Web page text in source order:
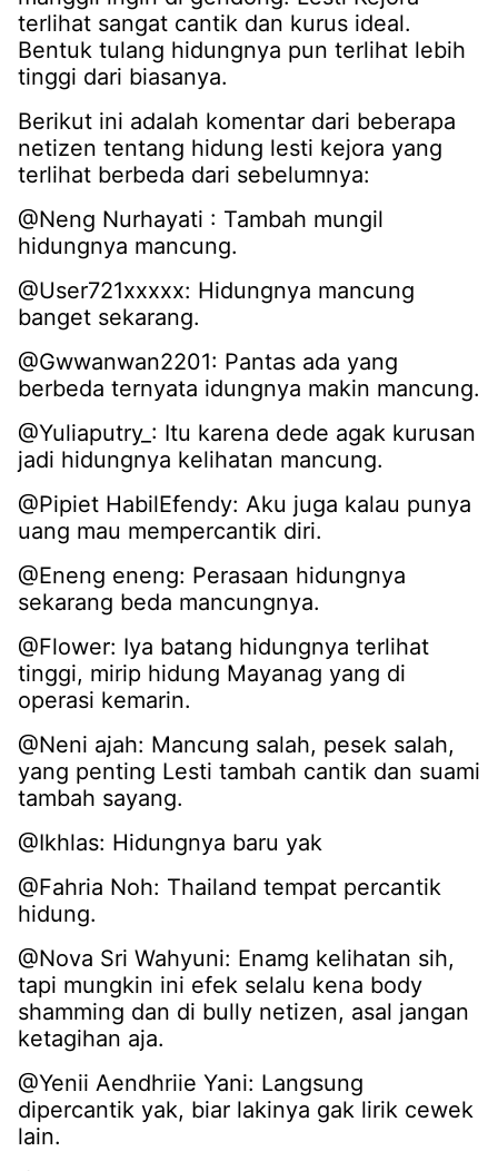
terlihat sangat cantik dan kurus ideal.
Bentuk tulang hidungnya pun terlihat lebih
tinggi dari biasanya.
Berikut ini adalah komentar dari beberapa
netizen tentang hidung lesti kejora yang
terlihat berbeda dari sebelumnya:
@Neng Nurhayati : Tambah mungil
hidungnya mancung.
@User721xxxxx: Hidungnya mancung
banget sekarang.
@Gwwanwan2201: Pantas ada yang
berbeda ternyata idungnya makin mancung.
@Yuliaputry_: Itu karena dede agak kurusan
jadi hidungnya kelihatan mancung.
@Pipiet HabilEfendy: Aku juga kalau punya
uang mau mempercantik diri.
@Eneng eneng: Perasaan hidungnya
sekarang beda mancungnya.
@Flower: Iya batang hidungnya terlihat
tinggi, mirip hidung Mayanag yang di
operasi kemarin.
@Neni ajah: Mancung salah, pesek salah,
yang penting Lesti tambah cantik dan suami
tambah sayang.
@Ikhlas: Hidungnya baru yak
@Fahria Noh: Thailand tempat percantik
hidung.
@Nova Sri Wahyuni: Enamg kelihatan sih,
tapi mungkin ini efek selalu kena body
shamming dan di bully netizen, asal jangan
ketagihan aja.
@Yenii Aendhriie Yani: Langsung
dipercantik yak, biar lakinya gak lirik cewek
lain.